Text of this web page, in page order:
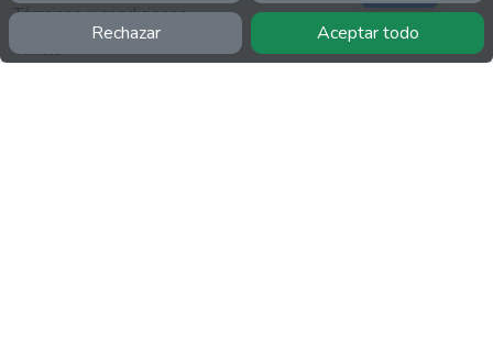
Rechazar Aceptar todo
Términos y condiciones
Twitter